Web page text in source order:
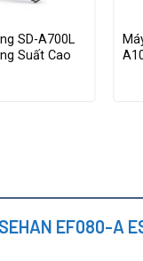
SD-A700L
Suất Cao
EF080-A